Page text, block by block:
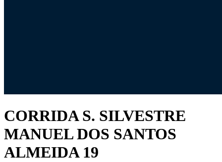
CORRIDA S. SILVESTRE
MANUEL DOS SANTOS
ALMEIDA 19